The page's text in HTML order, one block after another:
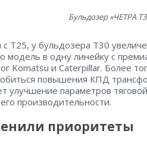
Бульдозер «ЧЕТРА
с Т25, у бульдозера Т30
модель в одну линейку с
Komatsu и Caterpillar. Более
повышения КПД
улучшение параметров
производительности.
приоритеты